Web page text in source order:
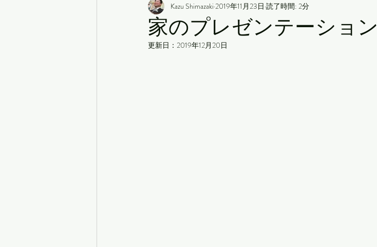
不動産情報のあれこれ
家のプレゼンテーション
Kazu Shimazaki 2019年11月23日 読了時間: 2分
更新日： 2019年12月20日